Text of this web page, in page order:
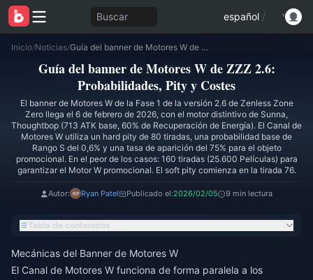
Buscar español /
Inicio/Noticias/ Guía del banner de Motores W de ZZZ 2.6: Probabilidades, Pity y Costes
Guía del banner de Motores W de ZZZ 2.6:
Probabilidades, Pity y Costes
El banner de Motores W de la Fase 1 de la versión 2.6 de Zenless Zone
Zero llega el 6 de febrero de 2026, con el motor distintivo de Sunna,
Thoughtbop (713 ATK base, 60% de Recuperación de Energía). El Canal de
Motores W utiliza un hard pity de 80 tiradas, una probabilidad base de
Rango S del 0,6% y una tasa de aparición del 75% para el objeto
promocional. En el peor de los casos: 160 tiradas (25.600 Películas) para
garantizar el Motor W promocional. El soft pity comienza en la tirada 76.
Autor: Ryan Patel Publicado el:2026/02/05 9 min lectura
Tabla de contenidos
Mecánicas del Banner de Motores W
El Canal de Motores W funciona de forma paralela a los